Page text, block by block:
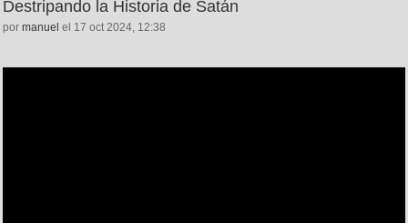
Destripando la Historia de Satán
por manuel el 17 oct 2024, 12:38